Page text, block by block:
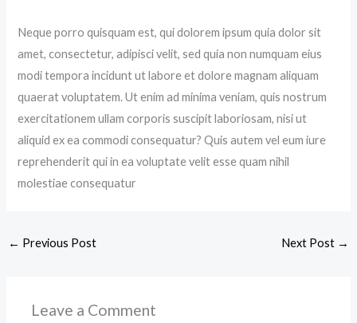
Neque porro quisquam est, qui dolorem ipsum quia dolor sit
amet, consectetur, adipisci velit, sed quia non numquam eius
modi tempora incidunt ut labore et dolore magnam aliquam
quaerat voluptatem. Ut enim ad minima veniam, quis nostrum
exercitationem ullam corporis suscipit laboriosam, nisi ut
aliquid ex ea commodi consequatur? Quis autem vel eum iure
reprehenderit qui in ea voluptate velit esse quam nihil
molestiae consequatur
← Previous Post Next Post →
Leave a Comment